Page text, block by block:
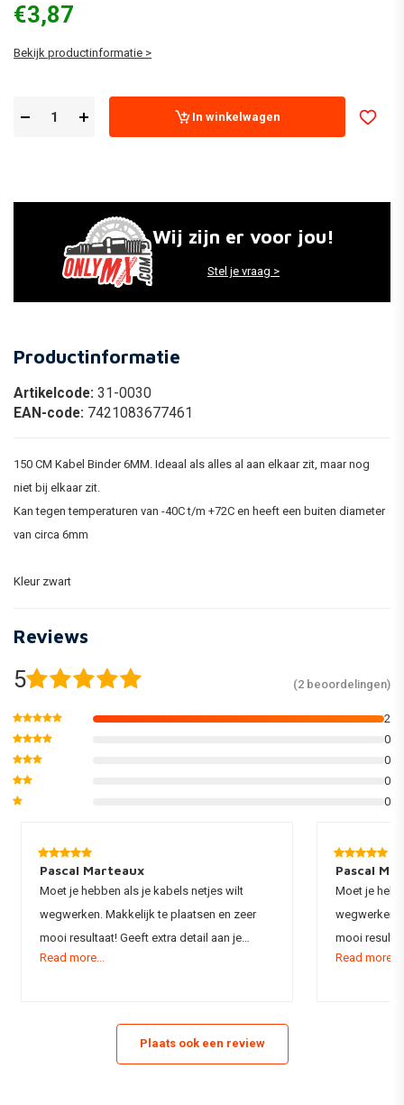
€3,87
Bekijk productinformatie >
In winkelwagen
Wij zijn er voor jou!
Stel je vraag >
Productinformatie
Artikelcode: 31-0030
EAN-code: 7421083677461
150 CM Kabel Binder 6MM. Ideaal als alles al aan elkaar zit, maar nog
niet bij elkaar zit.
Kan tegen temperaturen van -40C t/m +72C en heeft een buiten diameter
van circa 6mm
Kleur zwart
Reviews
5 (2 beoordelingen)
2
0
0
0
0
Pascal Marteaux
Moet je hebben als je kabels netjes wilt
wegwerken. Makkelijk te plaatsen en zeer
mooi resultaat! Geeft extra detail aan je
motor
Read more...
Pascal
Moet je
wegwerken.
mooi
motor
Read more...
Plaats ook een review